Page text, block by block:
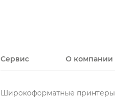
Сервис О компании
Широкоформатные принтеры